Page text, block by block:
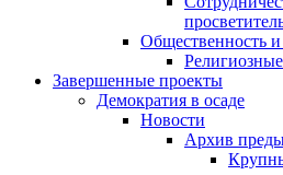
Общественность
Завершенные проекты
Демократия в осаде
Новости
Архив